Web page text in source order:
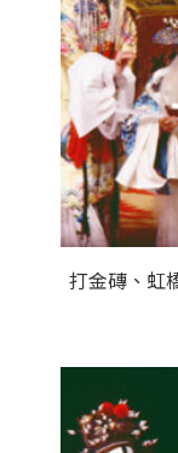
打金磚、虹